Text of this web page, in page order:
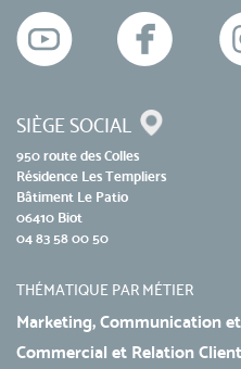
SIÈGE SOCIAL
950 route des Colles
Résidence Les Templiers
Bâtiment Le Patio
06410 Biot
04 83 58 00 50
THÉMATIQUE PAR MÉTIER
Marketing, Communication
Commercial et Relation Client